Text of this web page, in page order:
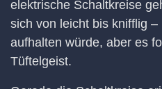
elektrische Schaltkreise
sich von leicht bis knifflig
aufhalten würde, aber es
Tüftelgeist.